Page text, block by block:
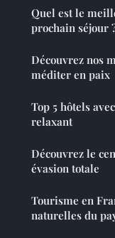
Quel est le
prochain séjour
Découvrez nos
méditer en paix
Top 5 hôtels
relaxant
Découvrez le
évasion totale
Tourisme en
naturelles du